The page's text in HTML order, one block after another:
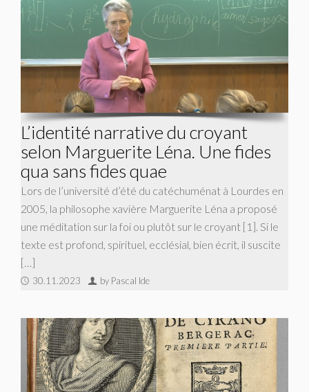
L’identité narrative du croyant
selon Marguerite Léna. Une fides
qua sans fides quae
Lors de l’université d’été du catéchuménat à Lourdes en
2005, la philosophe xavière Marguerite Léna a proposé
une méditation sur la foi ou plutôt sur le croyant [1]. Si le
texte est profond, spirituel, ecclésial, bien écrit, il suscite
[…]
30.11.2023 by Pascal Ide